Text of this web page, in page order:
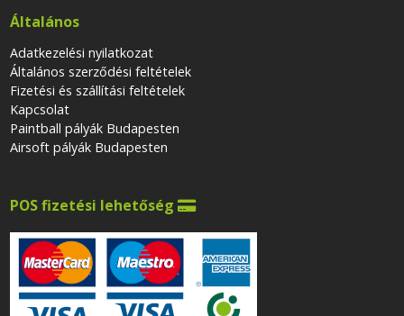
Általános
Adatkezelési nyilatkozat
Általános szerződési feltételek
Fizetési és szállítási feltételek
Kapcsolat
Paintball pályák Budapesten
Airsoft pályák Budapesten
POS fizetési lehetőség 